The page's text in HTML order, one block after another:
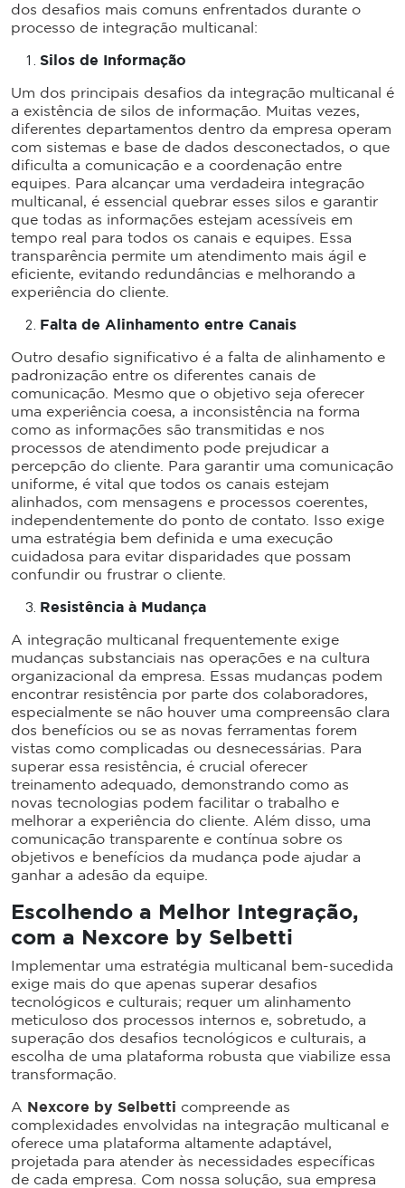
dos desafios mais comuns enfrentados durante o
processo de integração multicanal:
Silos de Informação
Um dos principais desafios da integração multicanal é
a existência de silos de informação. Muitas vezes,
diferentes departamentos dentro da empresa operam
com sistemas e base de dados desconectados, o que
dificulta a comunicação e a coordenação entre
equipes. Para alcançar uma verdadeira integração
multicanal, é essencial quebrar esses silos e garantir
que todas as informações estejam acessíveis em
tempo real para todos os canais e equipes. Essa
transparência permite um atendimento mais ágil e
eficiente, evitando redundâncias e melhorando a
experiência do cliente.
Falta de Alinhamento entre Canais
Outro desafio significativo é a falta de alinhamento e
padronização entre os diferentes canais de
comunicação. Mesmo que o objetivo seja oferecer
uma experiência coesa, a inconsistência na forma
como as informações são transmitidas e nos
processos de atendimento pode prejudicar a
percepção do cliente. Para garantir uma comunicação
uniforme, é vital que todos os canais estejam
alinhados, com mensagens e processos coerentes,
independentemente do ponto de contato. Isso exige
uma estratégia bem definida e uma execução
cuidadosa para evitar disparidades que possam
confundir ou frustrar o cliente.
Resistência à Mudança
A integração multicanal frequentemente exige
mudanças substanciais nas operações e na cultura
organizacional da empresa. Essas mudanças podem
encontrar resistência por parte dos colaboradores,
especialmente se não houver uma compreensão clara
dos benefícios ou se as novas ferramentas forem
vistas como complicadas ou desnecessárias. Para
superar essa resistência, é crucial oferecer
treinamento adequado, demonstrando como as
novas tecnologias podem facilitar o trabalho e
melhorar a experiência do cliente. Além disso, uma
comunicação transparente e contínua sobre os
objetivos e benefícios da mudança pode ajudar a
ganhar a adesão da equipe.
Escolhendo a Melhor Integração,
com a Nexcore by Selbetti
Implementar uma estratégia multicanal bem-sucedida
exige mais do que apenas superar desafios
tecnológicos e culturais; requer um alinhamento
meticuloso dos processos internos e, sobretudo, a
superação dos desafios tecnológicos e culturais, a
escolha de uma plataforma robusta que viabilize essa
transformação.
A Nexcore by Selbetti compreende as
complexidades envolvidas na integração multicanal e
oferece uma plataforma altamente adaptável,
projetada para atender às necessidades específicas
de cada empresa. Com nossa solução, sua empresa